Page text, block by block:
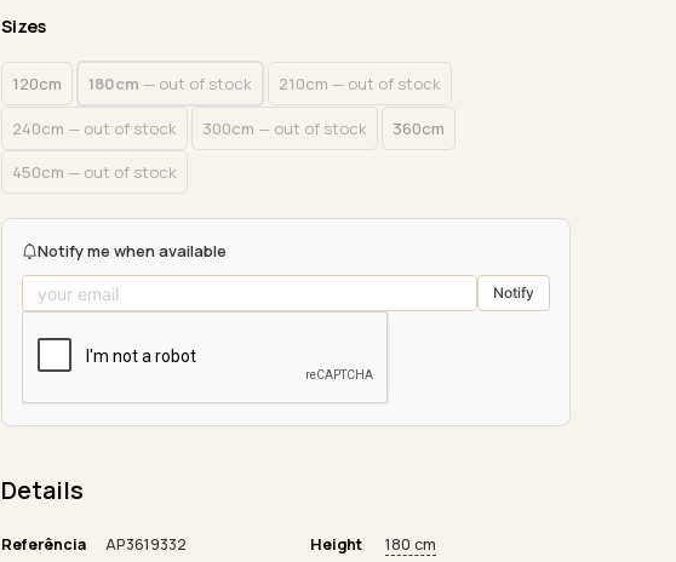
Sizes
120cm 180cm — out of stock 210cm — out of stock
240cm — out of stock 300cm — out of stock
360cm
450cm — out of stock
Notify me when available
Notify
Details
Referência AP3619332 Height
180 cm